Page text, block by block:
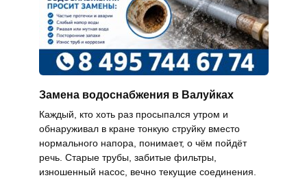
Замена водоснабжения в Валуйках
Каждый, кто хоть раз просыпался утром и
обнаруживал в кране тонкую струйку вместо
нормального напора, понимает, о чём пойдёт
речь. Старые трубы, забитые фильтры,
изношенный насос, вечно текущие соединения.